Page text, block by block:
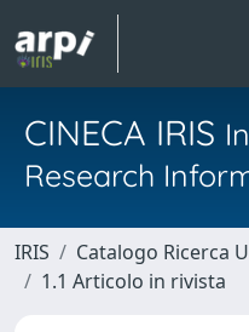
CINECA IRIS
Research
IRIS Catalogo Ricerca
1.1 Articolo in rivista